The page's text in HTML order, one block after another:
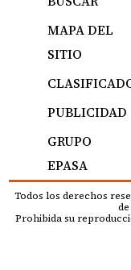
MAPA DEL
SITIO
PUBLICIDAD
GRUPO
EPASA
Todos los derechos
Prohibida su